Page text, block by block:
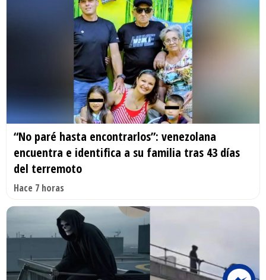
“No paré hasta encontrarlos”: venezolana
encuentra e identifica a su familia tras 43 días
del terremoto
Hace 7 horas